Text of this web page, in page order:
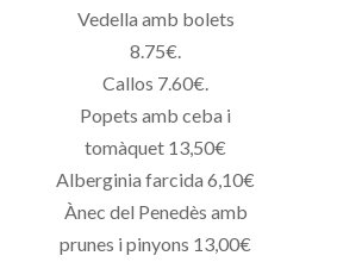
Vedella amb bolets
8.75€.
Callos 7.60€.
Popets amb ceba i
tomàquet 13,50€
Alberginia farcida 6,10€
Ànec del Penedès amb
prunes i pinyons 13,00€